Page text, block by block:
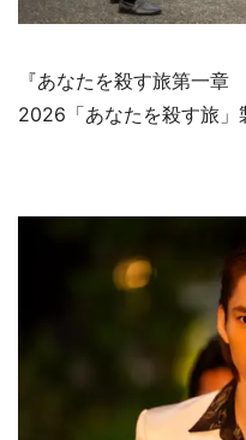
『あなたを殺す旅第一章
2026「あなたを殺す旅」